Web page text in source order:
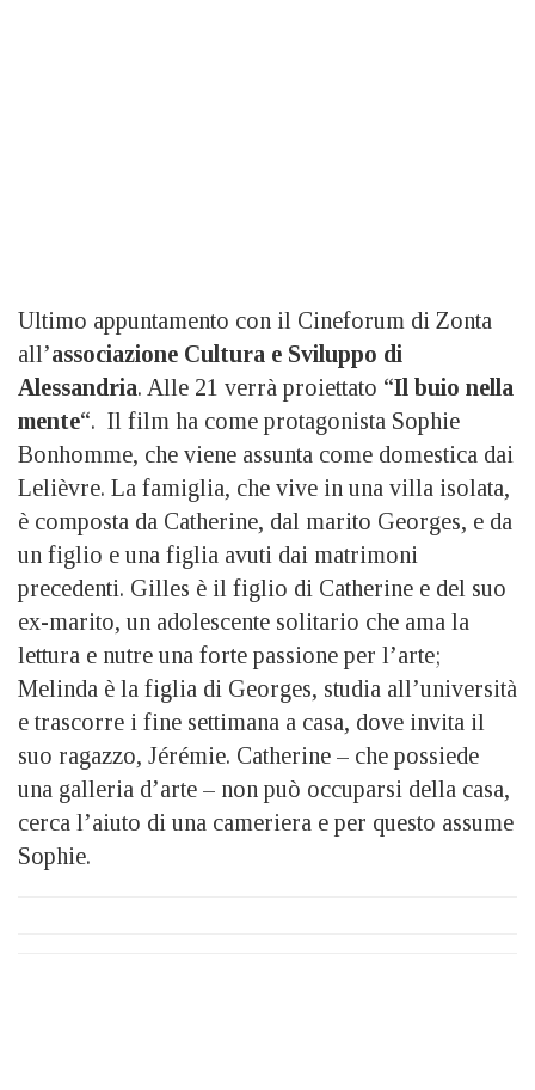
Ultimo appuntamento con il Cineforum di Zonta
all’associazione Cultura e Sviluppo di
Alessandria. Alle 21 verrà proiettato “Il buio nella
mente“. Il film ha come protagonista Sophie
Bonhomme, che viene assunta come domestica dai
Lelièvre. La famiglia, che vive in una villa isolata,
è composta da Catherine, dal marito Georges, e da
un figlio e una figlia avuti dai matrimoni
precedenti. Gilles è il figlio di Catherine e del suo
ex-marito, un adolescente solitario che ama la
lettura e nutre una forte passione per l’arte;
Melinda è la figlia di Georges, studia all’università
e trascorre i fine settimana a casa, dove invita il
suo ragazzo, Jérémie. Catherine – che possiede
una galleria d’arte – non può occuparsi della casa,
cerca l’aiuto di una cameriera e per questo assume
Sophie.